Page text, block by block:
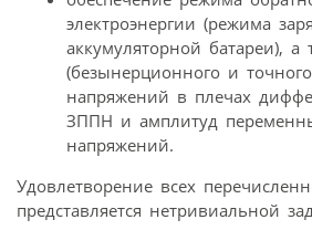
электроэнергии (режима
аккумуляторной батареи), а
(безынерционного и
напряжений в плечах
ЗППН и амплитуд
напряжений.
Удовлетворение всех
представляется нетривиальной